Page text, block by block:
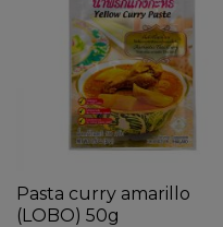
Pasta curry amarillo
(LOBO) 50g